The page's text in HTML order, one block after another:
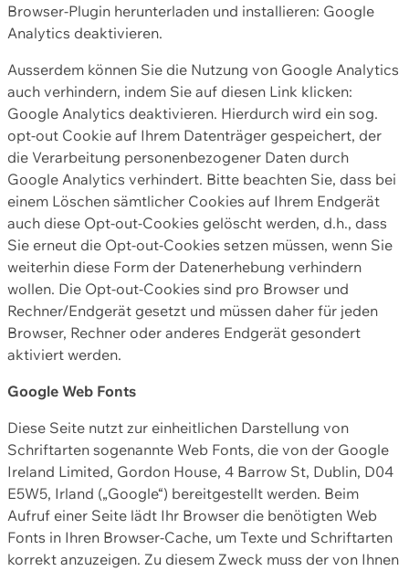
Browser-Plugin herunterladen und installieren: Google
Analytics deaktivieren.
Ausserdem können Sie die Nutzung von Google Analytics
auch verhindern, indem Sie auf diesen Link klicken:
Google Analytics deaktivieren. Hierdurch wird ein sog.
opt-out Cookie auf Ihrem Datenträger gespeichert, der
die Verarbeitung personenbezogener Daten durch
Google Analytics verhindert. Bitte beachten Sie, dass bei
einem Löschen sämtlicher Cookies auf Ihrem Endgerät
auch diese Opt-out-Cookies gelöscht werden, d.h., dass
Sie erneut die Opt-out-Cookies setzen müssen, wenn Sie
weiterhin diese Form der Datenerhebung verhindern
wollen. Die Opt-out-Cookies sind pro Browser und
Rechner/Endgerät gesetzt und müssen daher für jeden
Browser, Rechner oder anderes Endgerät gesondert
aktiviert werden.
Google Web Fonts
Diese Seite nutzt zur einheitlichen Darstellung von
Schriftarten sogenannte Web Fonts, die von der Google
Ireland Limited, Gordon House, 4 Barrow St, Dublin, D04
E5W5, Irland („Google“) bereitgestellt werden. Beim
Aufruf einer Seite lädt Ihr Browser die benötigten Web
Fonts in Ihren Browser-Cache, um Texte und Schriftarten
korrekt anzuzeigen. Zu diesem Zweck muss der von Ihnen